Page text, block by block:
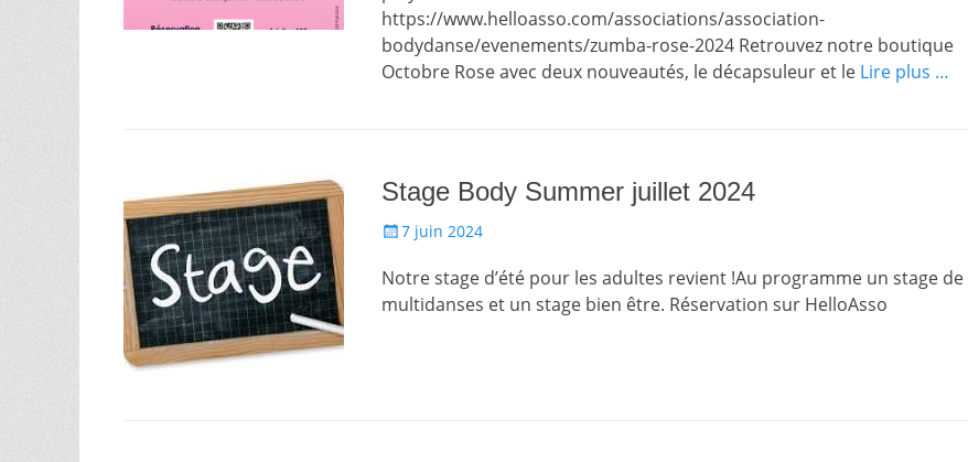
https://www.helloasso.com/associations/association-
bodydanse/evenements/zumba-rose-2024 Retrouvez notre boutique
Octobre Rose avec deux nouveautés, le décapsuleur et le Lire plus …
Stage Body Summer juillet 2024
Posté7 juin 2024
Notre stage d’été pour les adultes revient !Au programme un stage de
multidanses et un stage bien être. Réservation sur HelloAsso